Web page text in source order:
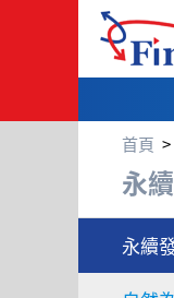
首頁
永
永
永續